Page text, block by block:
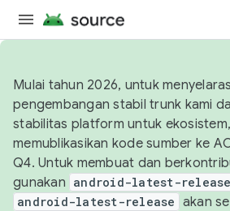
Mulai tahun 2026, untuk
pengembangan stabil trunk kami
stabilitas platform untuk
memublikasikan kode sumber ke
Q4. Untuk membuat dan
gunakan android-latest-release
android-latest-release akan